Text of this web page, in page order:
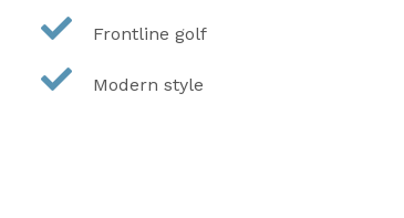
Frontline golf
Modern style